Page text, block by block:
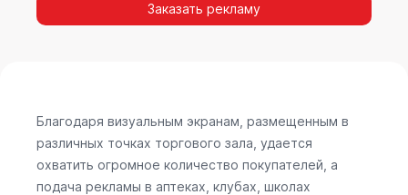
покупателя в момент выбора товара наиболее
Indoor рекламы.
Заказать рекламу
Благодаря визуальным экранам, размещенным в
различных точках торгового зала, удается
охватить огромное количество покупателей, а
подача рекламы в аптеках, клубах, школах